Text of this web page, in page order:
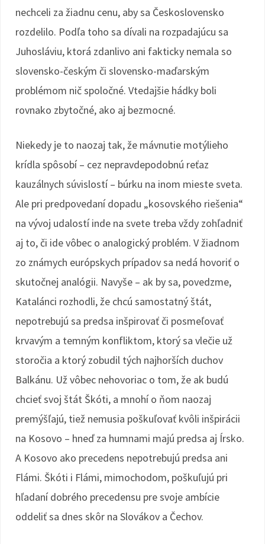
nechceli za žiadnu cenu, aby sa Československo
rozdelilo. Podľa toho sa dívali na rozpadajúcu sa
Juhosláviu, ktorá zdanlivo ani fakticky nemala so
slovensko-českým či slovensko-maďarským
problémom nič spoločné. Vtedajšie hádky boli
rovnako zbytočné, ako aj bezmocné.
Niekedy je to naozaj tak, že mávnutie motýlieho
krídla spôsobí – cez nepravdepodobnú reťaz
kauzálnych súvislostí – búrku na inom mieste sveta.
Ale pri predpovedaní dopadu „kosovského riešenia“
na vývoj udalostí inde na svete treba vždy zohľadniť
aj to, či ide vôbec o analogický problém. V žiadnom
zo známych európskych prípadov sa nedá hovoriť o
skutočnej analógii. Navyše – ak by sa, povedzme,
Katalánci rozhodli, že chcú samostatný štát,
nepotrebujú sa predsa inšpirovať či posmeľovať
krvavým a temným konfliktom, ktorý sa vlečie už
storočia a ktorý zobudil tých najhorších duchov
Balkánu. Už vôbec nehovoriac o tom, že ak budú
chcieť svoj štát Škóti, a mnohí o ňom naozaj
premýšľajú, tiež nemusia poškuľovať kvôli inšpirácii
na Kosovo – hneď za humnami majú predsa aj Írsko.
A Kosovo ako precedens nepotrebujú predsa ani
Flámi. Škóti i Flámi, mimochodom, poškuľujú pri
hľadaní dobrého precedensu pre svoje ambície
oddeliť sa dnes skôr na Slovákov a Čechov.